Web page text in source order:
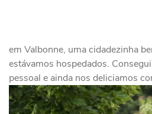
em Valbonne, uma cidadezinha
estávamos hospedados.
pessoal e ainda nos deliciamos